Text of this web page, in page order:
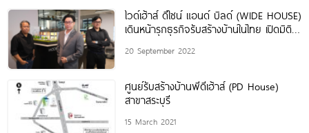
ไวด์เฮ้าส์ ดีไซน์ แอนด์ บิลด์ (WIDE HOUSE)
เดินหน้ารุกธุรกิจรับสร้างบ้านในไทย เปิดมิติ
แบบเติมเต็มทุกไลฟ์สไตล์อย่างแท้จริง
20 September 2022
ศูนย์รับสร้างบ้านพีดีเฮ้าส์ (PD House)
สาขาสระบุรี
15 March 2021